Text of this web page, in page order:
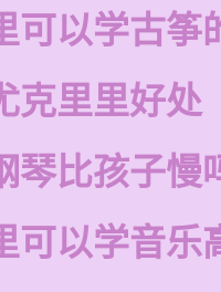
可以学古筝
克里里好处
琴比孩子慢
可以学音乐